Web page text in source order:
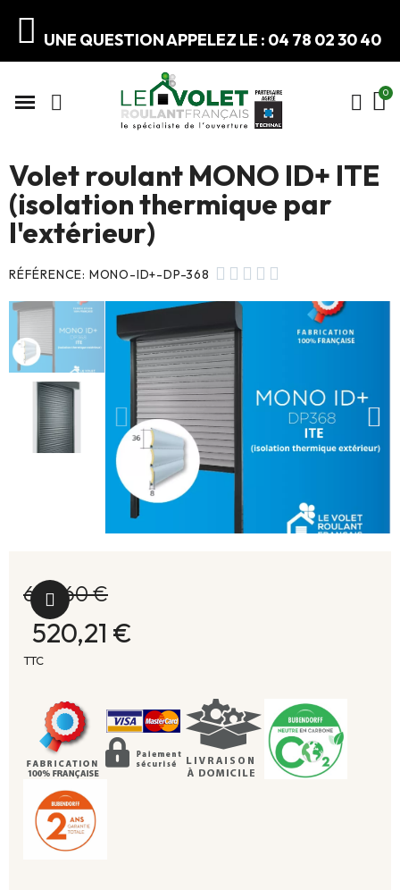
UNE QUESTION APPELEZ LE : 04 78 02 30 40
Volet roulant MONO ID+ ITE
(isolation thermique par
l'extérieur)
RÉFÉRENCE MONO-ID+-DP-368     
675,60 €
520,21 €
TTC